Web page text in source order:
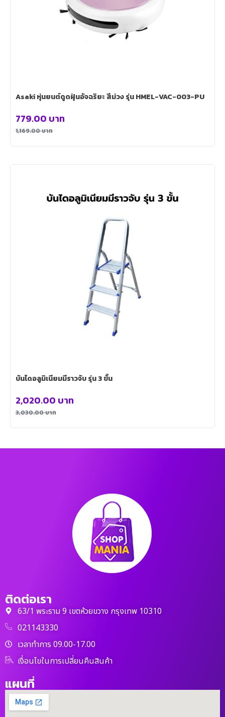
Asaki หุ่นยนต์ดูดฝุ่นอัจฉริยะ สีม่วง รุ่น HMEL-VAC-003-PU
1,169.00บาท
779.00 บาท
บันไดอลูมิเนียมมีราวจับ รุ่น 3 ขั้น
3,030.00บาท
2,020.00 บาท
ติดต่อเรา
63/1 พระราม 9 เขตห้วยขวาง กรุงเทพ 10310
021143330
เวลาทำการ 09.00-17.00
เงื่อนไขในการเปลี่ยนคืนสินค้า
แผนที่